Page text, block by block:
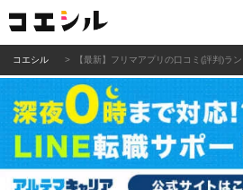
コエシル 【最新】フリマアプリの口コミ(評判)ラ